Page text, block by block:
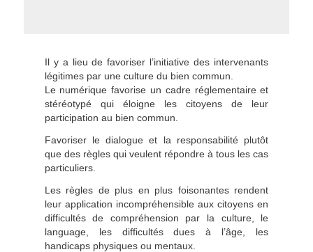
Il y a lieu de favoriser l’initiative des intervenants
légitimes par une culture du bien commun.
Le numérique favorise un cadre réglementaire et
stéréotypé qui éloigne les citoyens de leur
participation au bien commun.
Favoriser le dialogue et la responsabilité plutôt
que des règles qui veulent répondre à tous les cas
particuliers.
Les règles de plus en plus foisonantes rendent
leur application incompréhensible aux citoyens en
difficultés de compréhension par la culture, le
language, les difficultés dues à l’âge, les
handicaps physiques ou mentaux.